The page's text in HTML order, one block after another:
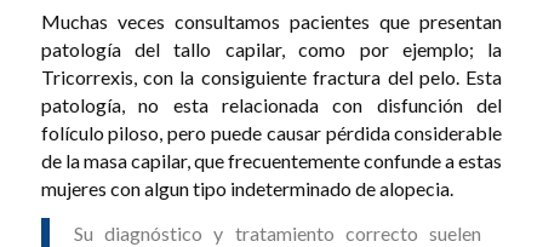
Muchas veces consultamos pacientes que presentan
patología del tallo capilar, como por ejemplo; la
Tricorrexis, con la consiguiente fractura del pelo. Esta
patología, no esta relacionada con disfunción del
folículo piloso, pero puede causar pérdida considerable
de la masa capilar, que frecuentemente confunde a estas
mujeres con algun tipo indeterminado de alopecia.
Su diagnóstico y tratamiento correcto suelen